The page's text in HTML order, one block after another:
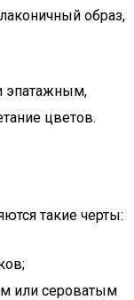
образ,
эпатажным,
цветов.
такие черты:
или сероватым